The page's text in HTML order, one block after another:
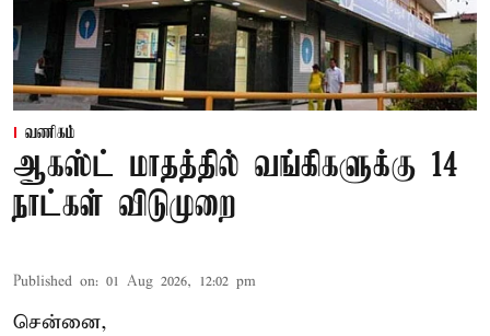
வணிகம்
ஆகஸ்ட் மாதத்தில் வங்கிகளுக்கு 14
நாட்கள் விடுமுறை
Published on: 01 Aug 2026, 12:02 pm
சென்னை,